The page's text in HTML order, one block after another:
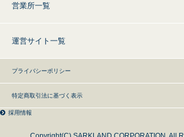
営業所一覧
運営サイト一覧
プライバシーポリシー
特定商取引法に基づく表示
採用情報